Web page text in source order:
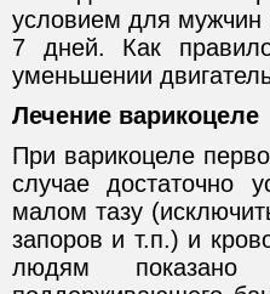
условием для мужчин
7 дней. Как
уменьшении
Лечение варикоцеле
При варикоцеле
случае достаточно
малом тазу
запоров и т.п.) и
людям показано